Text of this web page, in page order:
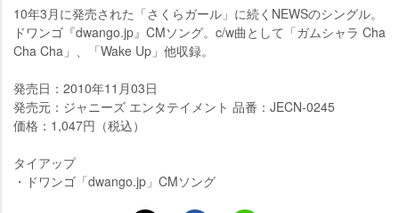
10年3月に発売された「さくらガール」に続くNEWSのシングル。
ドワンゴ『dwango.jp』CMソング。c/w曲として「ガムシャラ Cha
Cha Cha」、「Wake Up」他収録。
発売日：2010年11月03日
発売元：ジャニーズ エンタテイメント 品番：JECN-0245
価格：1,047円（税込）
タイアップ
・ドワンゴ「dwango.jp」CMソング